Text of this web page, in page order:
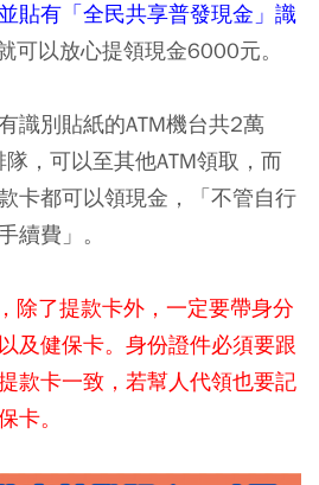
貼有「全民共享普發現金」識
可以放心提領現金6000元。
識別貼紙的ATM機台共2萬
，可以至其他ATM領取，而
卡都可以領現金，「不管自行
續費」。
除了提款卡外，一定要帶身分
及健保卡。身份證件必須要跟
款卡一致，若幫人代領也要記
卡。